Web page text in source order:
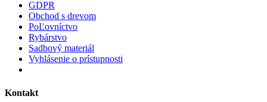
GDPR
Obchod s drevom
PoĽovníctvo
Rybárstvo
Sadbový materiál
Vyhlásenie o prístupnosti
Kontakt